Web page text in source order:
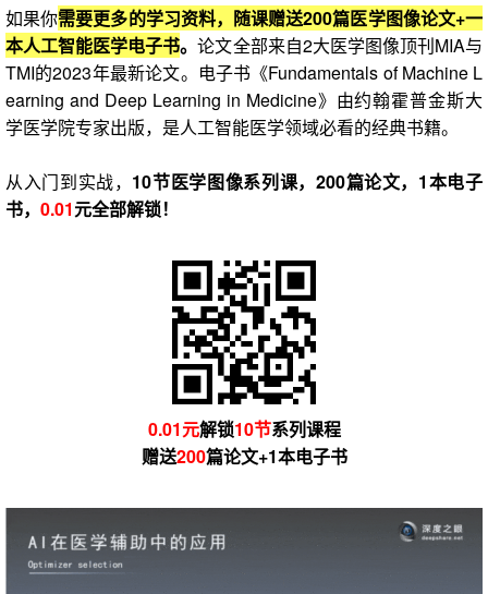
如果你需要更多的学习资料，随课赠送200篇医学图像论文+一
本人工智能医学电子书。论文全部来自2大医学图像顶刊MIA与
TMI的2023年最新论文。电子书《Fundamentals of Machine L
earning and Deep Learning in Medicine》由约翰霍普金斯大
学医学院专家出版，是人工智能医学领域必看的经典书籍。
从入门到实战， 10节医学图像系列课，200篇论文，1本电子
书， 0.01元全部解锁！
0.01元解锁10节系列课程
赠送200篇论文+1本电子书